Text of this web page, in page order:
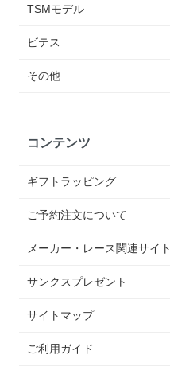
TSMモデル
ビテス
その他
コンテンツ
ギフトラッピング
ご予約注文について
メーカー・レース関連サイト
サンクスプレゼント
サイトマップ
ご利用ガイド